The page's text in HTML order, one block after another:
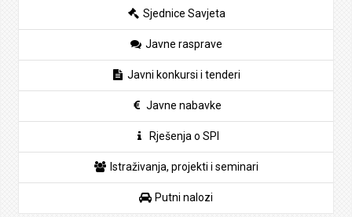
Sjednice Savjeta
Javne rasprave
Javni konkursi i tenderi
Javne nabavke
Rješenja o SPI
Istraživanja, projekti i seminari
Putni nalozi